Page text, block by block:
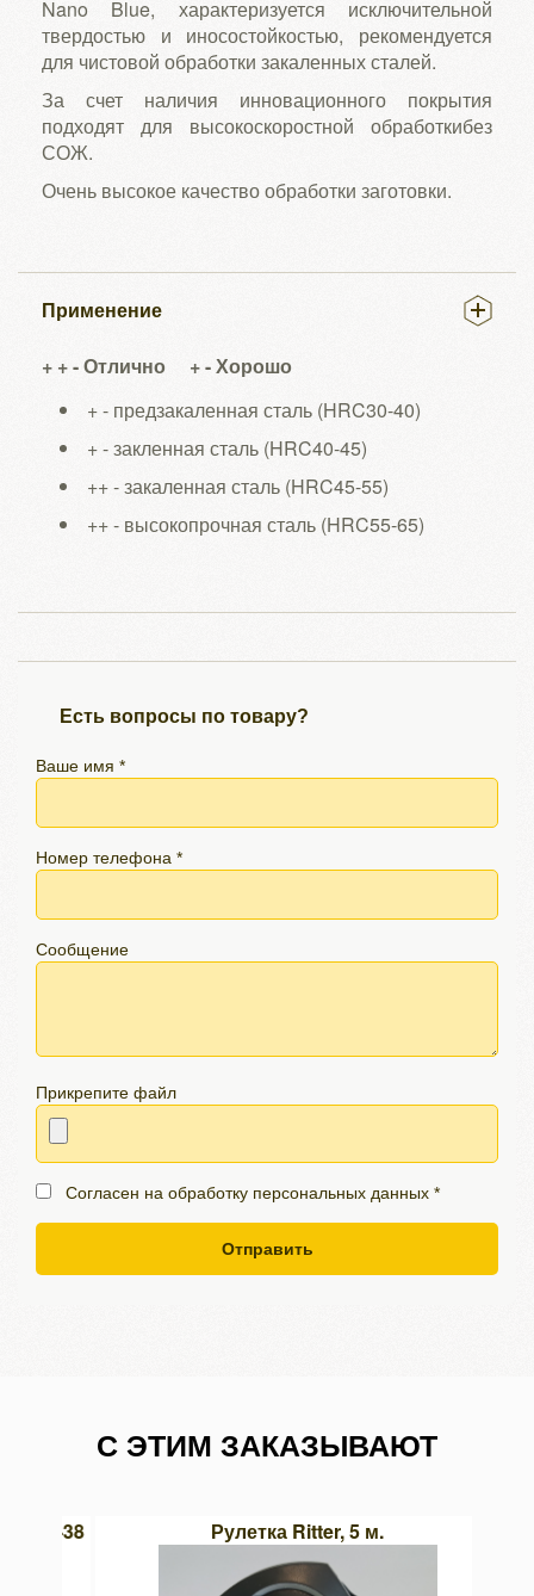
Nano Blue, характеризуется исключительной
твердостью и иносостойкостью, рекомендуется
для чистовой обработки закаленных сталей.
За счет наличия инновационного покрытия
подходят для высокоскоростной обработкибез
СОЖ.
Очень высокое качество обработки заготовки.
Применение
+ + - Отлично
+ - Хорошо
+- предзакаленная сталь (HRC30-40)
+- закленная сталь (HRC40-45)
++- закаленная сталь (HRC45-55)
++- высокопрочная сталь (HRC55-65)
Есть вопросы по товару?
Ваше имя *
Номер телефона *
Сообщение
Прикрепите файл
Согласен на обработку персональных данных *
Отправить
С ЭТИМ ЗАКАЗЫВАЮТ
Рулетка Ritter, 5 м.